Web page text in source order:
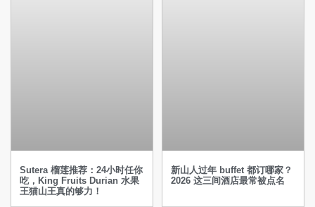
Sutera 榴莲推荐：24小时任你
吃，King Fruits Durian 水果
王猫山王真的够力！
新山人过年 buffet 都订哪家？
2026 这三间酒店最常被点名